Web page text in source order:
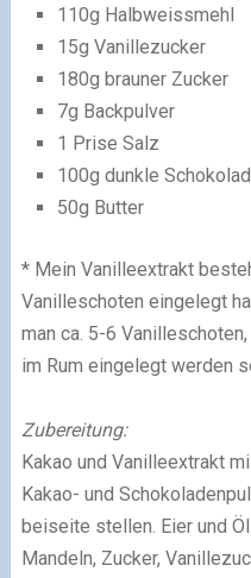
110g Halbweissmehl
15g Vanillezucker
180g brauner Zucker
7g Backpulver
1 Prise Salz
100g dunkle
50g Butter
* Mein Vanilleextrakt
Vanilleschoten eingelegt
man ca. 5-6
im Rum eingelegt werden
Zubereitung:
Kakao und Vanilleextrakt
Kakao- und
beiseite stellen. Eier und
Mandeln, Zucker,